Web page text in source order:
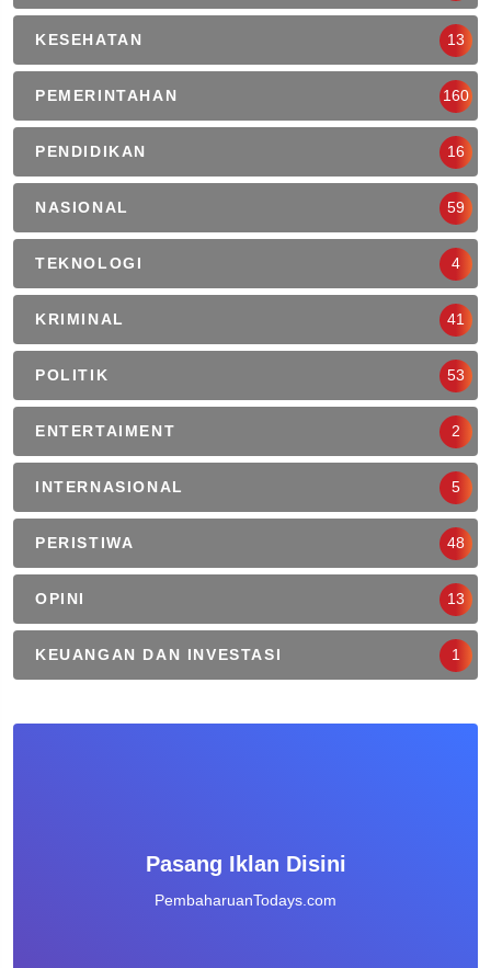
KESEHATAN 13
PEMERINTAHAN 160
PENDIDIKAN 16
NASIONAL 59
TEKNOLOGI 4
KRIMINAL 41
POLITIK 53
ENTERTAIMENT 2
INTERNASIONAL 5
PERISTIWA 48
OPINI 13
KEUANGAN DAN INVESTASI 1
Pasang Iklan Disini
PembaharuanTodays.com